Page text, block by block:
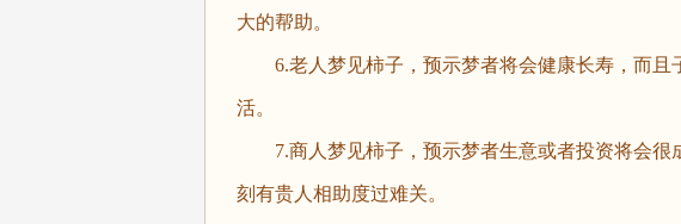
大的帮助。
6.老人梦见柿子，预示梦者将会健康长寿，而且
活。
7.商人梦见柿子，预示梦者生意或者投资将会很
刻有贵人相助度过难关。